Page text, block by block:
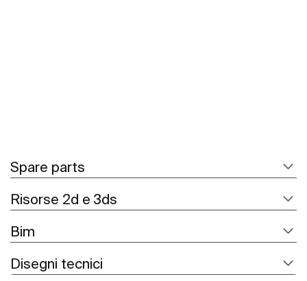
Spare parts
Risorse 2d e 3ds
Bim
Disegni tecnici